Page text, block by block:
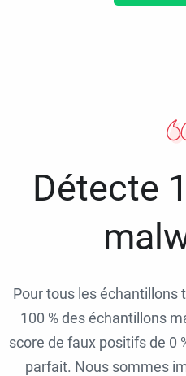
Détecte
Pour tous les échantillons
100 % des échantillons
score de faux positifs de 0
parfait. Nous sommes